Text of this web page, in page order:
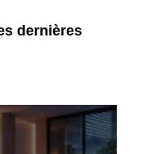
dernières